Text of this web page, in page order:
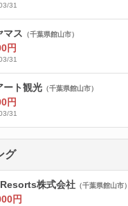
31
マス （千葉県館山市）
円
31
ート観光 （千葉県館山市）
円
31
グ
株式会社 （千葉県館山市）
円